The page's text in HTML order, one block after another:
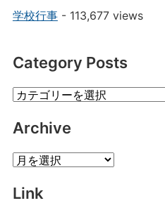
学校行事- 113,677 views
Category Posts
Category
Archive
Archive
Link